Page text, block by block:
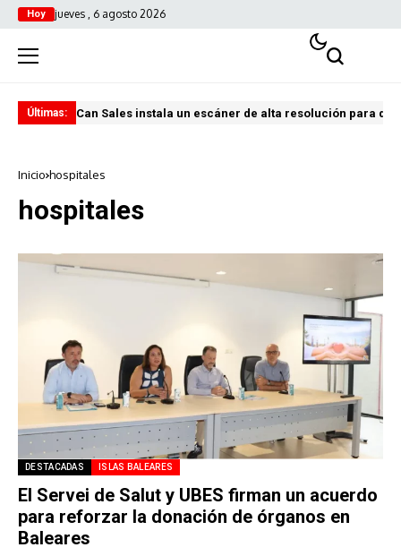
Hoy jueves , 6 agosto 2026
Últimas: Can Sales instala un escáner de alta resolución para
Inicio hospitales
hospitales
DESTACADAS ISLAS BALEARES
El Servei de Salut y UBES firman un acuerdo
para reforzar la donación de órganos en
Baleares